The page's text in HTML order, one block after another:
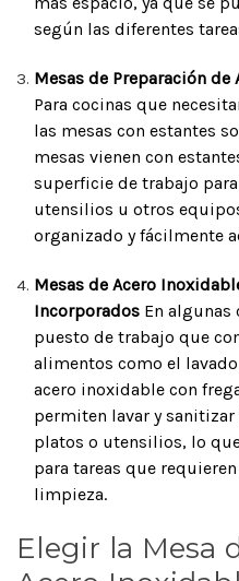
según las diferentes
Mesas de Preparación
Para cocinas que
las mesas con estantes
mesas vienen con
superficie de trabajo
utensilios u otros
organizado y fácilmente
Mesas de Acero
Incorporados En algunas
puesto de trabajo que
alimentos como el
acero inoxidable con
permiten lavar y
platos o utensilios, lo
para tareas que
limpieza.
Elegir la Mesa